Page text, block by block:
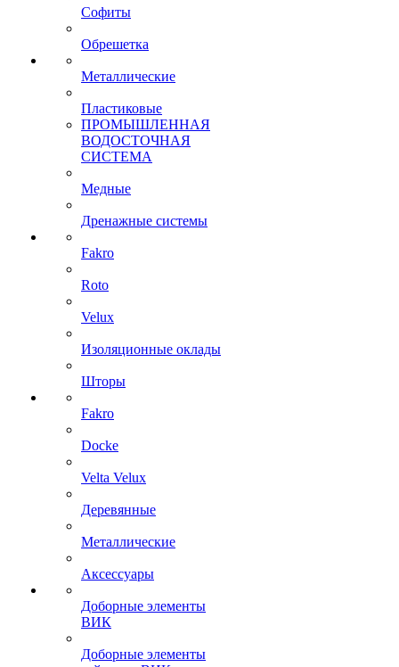
Софиты
Обрешетка
Металлические
Пластиковые
ПРОМЫШЛЕННАЯ
ВОДОСТОЧНАЯ
СИСТЕМА
Медные
Дренажные системы
Fakro
Roto
Velux
Изоляционные оклады
Шторы
Fakro
Docke
Velta Velux
Деревянные
Металлические
Аксессуары
Доборные элементы
ВИК
Доборные элементы